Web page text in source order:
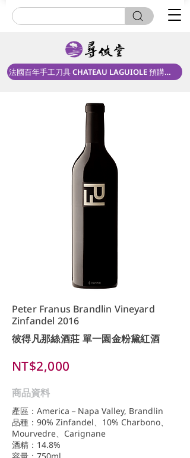
法國百年手工刀具 CHATEAU LAGUIOLE 預購中！
Peter Franus Brandlin Vineyard
Zinfandel 2016
彼得凡那絲酒莊 單一園金粉黛紅酒
NT$2,000
商品資料
產區：America－Napa Valley, Brandlin
品種：90% Zinfandel、10% Charbono、
Mourvedre、Carignane
酒精：14.8%